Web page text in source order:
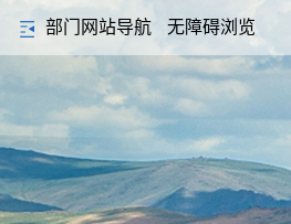
无障碍浏览
部门网站导航